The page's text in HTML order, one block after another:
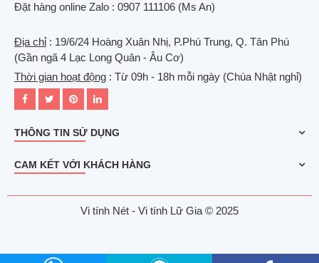
Đặt hàng online Zalo : 0907 111106 (Ms An)
Địa chỉ: 19/6/24 Hoàng Xuân Nhị, P.Phú Trung, Q. Tân Phú
(Gần ngã 4 Lạc Long Quân - Âu Cơ)
Thời gian hoạt động : Từ 09h - 18h mỗi ngày (Chúa Nhật nghỉ)
THÔNG TIN SỬ DỤNG
CAM KẾT VỚI KHÁCH HÀNG
Vi tính Nét - Vi tính Lữ Gia © 2025